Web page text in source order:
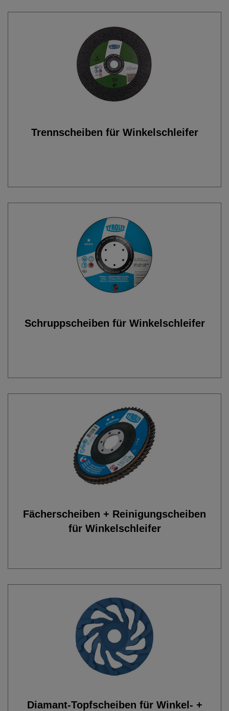
Trennscheiben für Winkelschleifer
Schruppscheiben für Winkelschleifer
Fächerscheiben + Reinigungscheiben
für Winkelschleifer
Diamant-Topfscheiben für Winkel- +